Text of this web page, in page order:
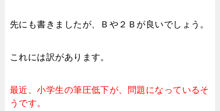
先にも書きましたが、Ｂや２Ｂが良いでしょう。
これには訳があります。
最近、小学生の筆圧低下が、問題になっているそ
うです。